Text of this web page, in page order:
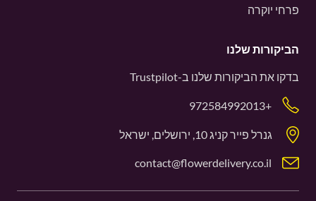
פרחי יוקרה
הביקורות שלנו
בדקו את הביקורות שלנו ב-Trustpilot
+972584992013
גנרל פייר קניג 10, ירושלים, ישראל
contact@flowerdelivery.co.il